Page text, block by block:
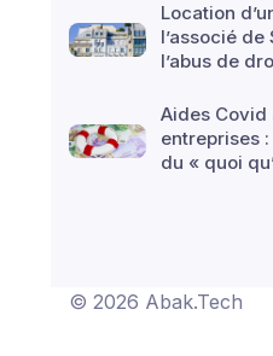
Location
l’associé de
l’abus de
Aides Covid
entreprises
du « quoi
© 2026 Abak.Tech